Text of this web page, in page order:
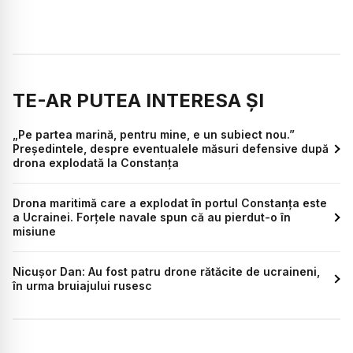
TE-AR PUTEA INTERESA ȘI
„Pe partea marină, pentru mine, e un subiect nou.”
Președintele, despre eventualele măsuri defensive după
drona explodată la Constanța
Drona maritimă care a explodat în portul Constanța este
a Ucrainei. Forțele navale spun că au pierdut-o în
misiune
Nicușor Dan: Au fost patru drone rătăcite de ucraineni,
în urma bruiajului rusesc